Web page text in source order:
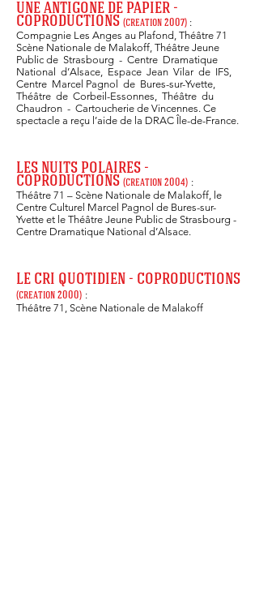
UNE ANTIGONE DE PAPIER -
COPRODUCTIONS (creation 2007) :
Compagnie Les Anges au Plafond, Théâtre 71
Scène Nationale de Malakoff, Théâtre Jeune
Public de Strasbourg - Centre Dramatique
National d’Alsace, Espace Jean Vilar de IFS,
Centre Marcel Pagnol de Bures-sur-Yvette,
Théâtre de Corbeil-Essonnes, Théâtre du
Chaudron - Cartoucherie de Vincennes. Ce
spectacle a reçu l’aide de la DRAC Île-de-France.
LES NUITS POLAIRES -
COPRODUCTIONS (creation 2004) :
Théâtre 71 – Scène Nationale de Malakoff, le
Centre Culturel Marcel Pagnol de Bures-sur-
Yvette et le Théâtre Jeune Public de Strasbourg -
Centre Dramatique National d’Alsace.
LE CRI QUOTIDIEN - COPRODUCTIONS
(creation 2000) :
Théâtre 71, Scène Nationale de Malakoff